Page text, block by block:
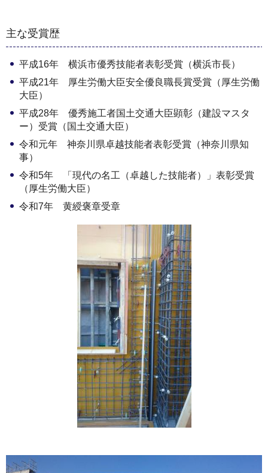
主な受賞歴
平成16年 横浜市優秀技能者表彰受賞（横浜市長）
平成21年 厚生労働大臣安全優良職長賞受賞（厚生労働
大臣）
平成28年 優秀施工者国土交通大臣顕彰（建設マスタ
ー）受賞（国土交通大臣）
令和元年 神奈川県卓越技能者表彰受賞（神奈川県知
事）
令和5年 「現代の名工（卓越した技能者）」表彰受賞
（厚生労働大臣）
令和7年 黄綬褒章受章